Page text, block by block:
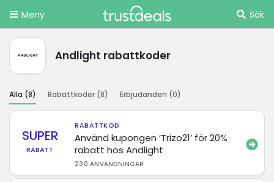
Meny Sök
Andlight rabattkoder
Alla (8) Rabattkoder (8) Erbjudanden (0)
SUPER
RABATT
RABATTKOD
Använd kupongen ’Trizo21’ för 20%
rabatt hos Andlight
230 ANVÄNDNINGAR